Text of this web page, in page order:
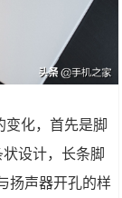
变化，首先是脚
设计，长条脚
扬声器开孔的样